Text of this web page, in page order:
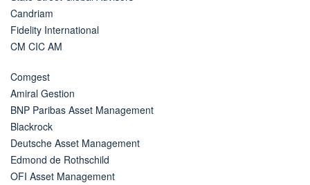
Candriam
Fidelity International
CM CIC AM
Comgest
Amiral Gestion
BNP Paribas Asset Management
Blackrock
Deutsche Asset Management
Edmond de Rothschild
OFI Asset Management